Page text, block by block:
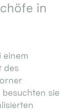
in
einem
des
sie